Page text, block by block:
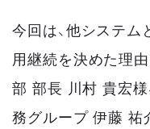
今回は、他システム
用継続を決めた理
部 部長 川村 貴宏
務グループ 伊藤 祐